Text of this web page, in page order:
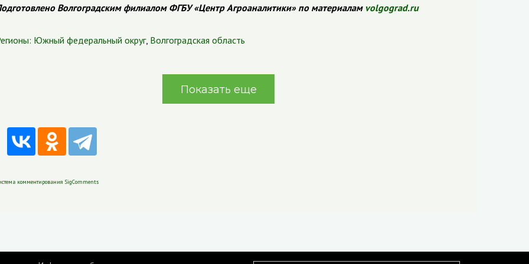
Волгоградским филиалом ФГБУ «Центр Агроаналитики» по материалам volgograd.ru
Южный федеральный округ, Волгоградская область
Показать еще
комментирования SigComments